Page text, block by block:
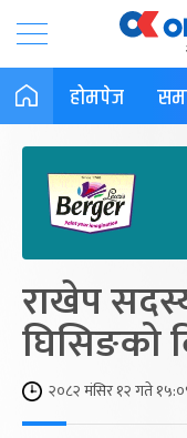
होमपेज
राखेप
घिसिङको
२०८२ मंसिर १२ गते